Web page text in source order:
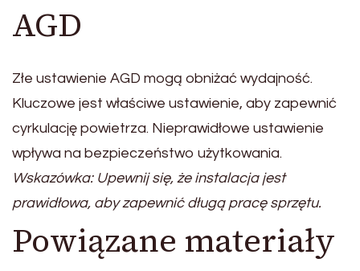
AGD
Złe ustawienie AGD mogą obniżać wydajność.
Kluczowe jest właściwe ustawienie, aby zapewnić
cyrkulację powietrza. Nieprawidłowe ustawienie
wpływa na bezpieczeństwo użytkowania.
Wskazówka: Upewnij się, że instalacja jest
prawidłowa, aby zapewnić długą pracę sprzętu.
Powiązane materiały